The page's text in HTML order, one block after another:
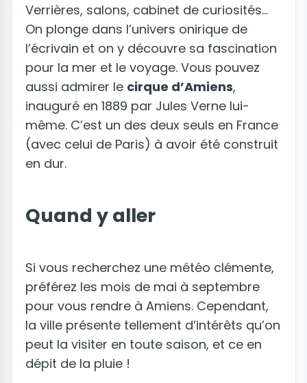
Verrières, salons, cabinet de curiosités…
On plonge dans l’univers onirique de
l’écrivain et on y découvre sa fascination
pour la mer et le voyage. Vous pouvez
aussi admirer le cirque d’Amiens,
inauguré en 1889 par Jules Verne lui-
même. C’est un des deux seuls en France
(avec celui de Paris) à avoir été construit
en dur.
Quand y aller
Si vous recherchez une météo clémente,
préférez les mois de mai à septembre
pour vous rendre à Amiens. Cependant,
la ville présente tellement d’intérêts qu’on
peut la visiter en toute saison, et ce en
dépit de la pluie !